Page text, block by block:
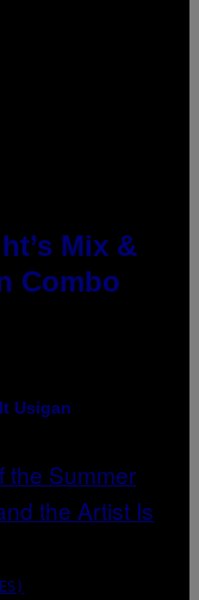
Mix &
Combo
Usigan